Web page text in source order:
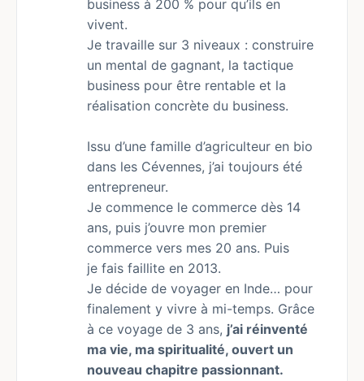
business à 200 % pour qu’ils en
vivent.
Je travaille sur 3 niveaux : construire
un mental de gagnant, la tactique
business pour être rentable et la
réalisation concrète du business.
Issu d’une famille d’agriculteur en bio
dans les Cévennes, j’ai toujours été
entrepreneur.
Je commence le commerce dès 14
ans, puis j’ouvre mon premier
commerce vers mes 20 ans. Puis
je fais faillite en 2013.
Je décide de voyager en Inde… pour
finalement y vivre à mi-temps. Grâce
à ce voyage de 3 ans, j’ai réinventé
ma vie, ma spiritualité, ouvert un
nouveau chapitre passionnant.